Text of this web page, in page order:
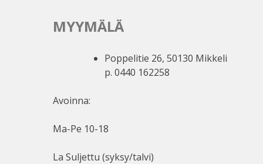
MYYMÄLÄ
Poppelitie 26, 50130 Mikkeli
p. 0440 162258
Avoinna:
Ma-Pe 10-18
La Suljettu (syksy/talvi)